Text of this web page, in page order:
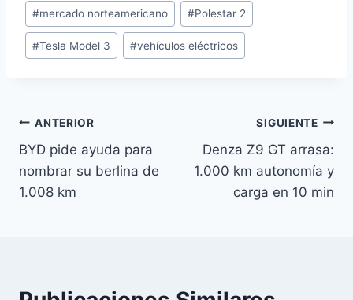
la
entrada:
#mercado norteamericano #Polestar 2
#Tesla Model 3 #vehículos eléctricos
Navegación
de
entradas
ANTERIOR
BYD pide ayuda para
nombrar su berlina de
1.008 km
SIGUIENTE
Denza Z9 GT arrasa:
1.000 km autonomía y
carga en 10 min